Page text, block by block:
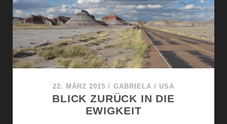
22. MÄRZ 2015 / GABRIELA / USA
BLICK ZURÜCK IN DIE
EWIGKEIT